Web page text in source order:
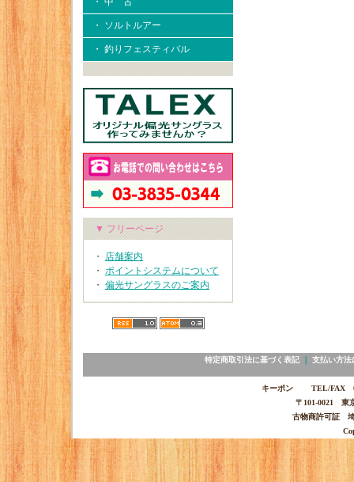
・ ソルトルアー
・ 釣りフェスティバル
▼ フリーページ
・ 店舗案内
・ ポイントシステムについて
・ 偏光サングラスのご案内
特定商取引法に基づく表記｜ 支払い方法
キーポン TEL/FAX
〒101-0021 東
古物商許可証